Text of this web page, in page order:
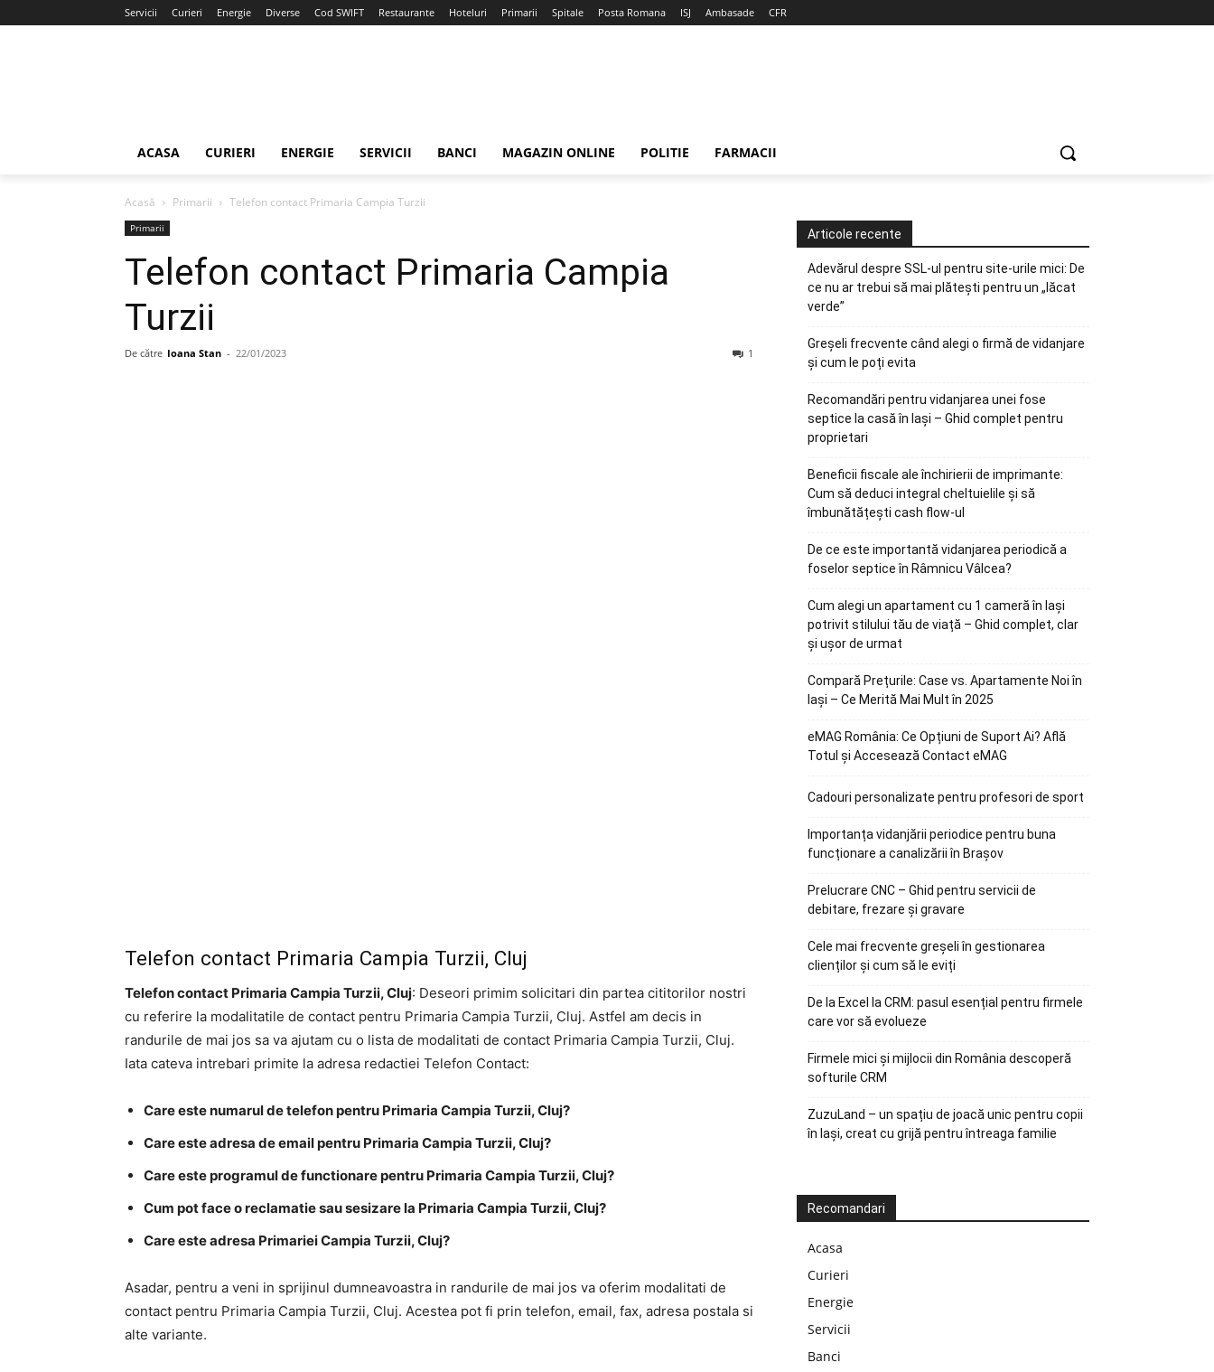
Servicii Curieri Energie Diverse Cod SWIFT Restaurante Hoteluri Primarii Spitale Posta Romana ISJ Ambasade CFR
ACASA CURIERI ENERGIE SERVICII BANCI MAGAZIN ONLINE POLITIE FARMACII
Acasă Primarii Telefon contact Primaria Campia Turzii
Primarii
Telefon contact Primaria Campia
Turzii
De către Ioana Stan - 22/01/2023 1
Telefon contact Primaria Campia Turzii, Cluj
Telefon contact Primaria Campia Turzii, Cluj: Deseori primim solicitari din partea cititorilor nostri
cu referire la modalitatile de contact pentru Primaria Campia Turzii, Cluj. Astfel am decis in
randurile de mai jos sa va ajutam cu o lista de modalitati de contact Primaria Campia Turzii, Cluj.
Iata cateva intrebari primite la adresa redactiei Telefon Contact:
Care este numarul de telefon pentru Primaria Campia Turzii, Cluj?
Care este adresa de email pentru Primaria Campia Turzii, Cluj?
Care este programul de functionare pentru Primaria Campia Turzii, Cluj?
Cum pot face o reclamatie sau sesizare la Primaria Campia Turzii, Cluj?
Care este adresa Primariei Campia Turzii, Cluj?
Asadar, pentru a veni in sprijinul dumneavoastra in randurile de mai jos va oferim modalitati de
contact pentru Primaria Campia Turzii, Cluj. Acestea pot fi prin telefon, email, fax, adresa postala si
alte variante.
Articole recente
Adevărul despre SSL-ul pentru site-urile mici: De
ce nu ar trebui să mai plătești pentru un „lăcat
verde”
Greșeli frecvente când alegi o firmă de vidanjare
și cum le poți evita
Recomandări pentru vidanjarea unei fose
septice la casă în Iași – Ghid complet pentru
proprietari
Beneficii fiscale ale închirierii de imprimante:
Cum să deduci integral cheltuielile și să
îmbunătățești cash flow-ul
De ce este importantă vidanjarea periodică a
foselor septice în Râmnicu Vâlcea?
Cum alegi un apartament cu 1 cameră în Iași
potrivit stilului tău de viață – Ghid complet, clar
și ușor de urmat
Compară Prețurile: Case vs. Apartamente Noi în
Iași – Ce Merită Mai Mult în 2025
eMAG România: Ce Opțiuni de Suport Ai? Află
Totul și Accesează Contact eMAG
Cadouri personalizate pentru profesori de sport
Importanța vidanjării periodice pentru buna
funcționare a canalizării în Brașov
Prelucrare CNC – Ghid pentru servicii de
debitare, frezare și gravare
Cele mai frecvente greșeli în gestionarea
clienților și cum să le eviți
De la Excel la CRM: pasul esențial pentru firmele
care vor să evolueze
Firmele mici și mijlocii din România descoperă
softurile CRM
ZuzuLand – un spațiu de joacă unic pentru copii
în Iași, creat cu grijă pentru întreaga familie
Recomandari
Acasa
Curieri
Energie
Servicii
Banci